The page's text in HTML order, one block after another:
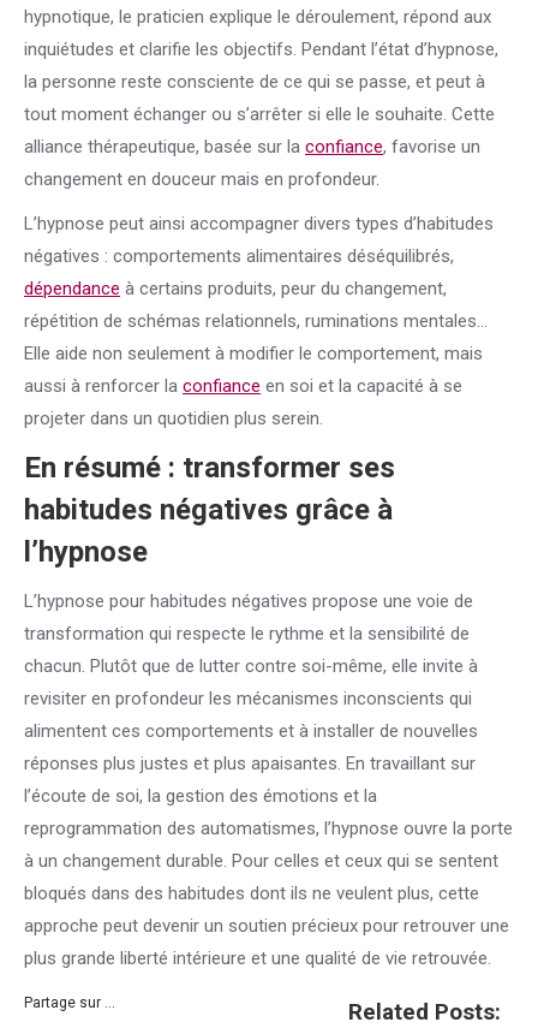
hypnotique, le praticien explique le déroulement, répond aux
inquiétudes et clarifie les objectifs. Pendant l’état d’hypnose,
la personne reste consciente de ce qui se passe, et peut à
tout moment échanger ou s’arrêter si elle le souhaite. Cette
alliance thérapeutique, basée sur la confiance, favorise un
changement en douceur mais en profondeur.
L’hypnose peut ainsi accompagner divers types d’habitudes
négatives : comportements alimentaires déséquilibrés,
dépendance à certains produits, peur du changement,
répétition de schémas relationnels, ruminations mentales…
Elle aide non seulement à modifier le comportement, mais
aussi à renforcer la confiance en soi et la capacité à se
projeter dans un quotidien plus serein.
En résumé : transformer ses
habitudes négatives grâce à
l’hypnose
L’hypnose pour habitudes négatives propose une voie de
transformation qui respecte le rythme et la sensibilité de
chacun. Plutôt que de lutter contre soi-même, elle invite à
revisiter en profondeur les mécanismes inconscients qui
alimentent ces comportements et à installer de nouvelles
réponses plus justes et plus apaisantes. En travaillant sur
l’écoute de soi, la gestion des émotions et la
reprogrammation des automatismes, l’hypnose ouvre la porte
à un changement durable. Pour celles et ceux qui se sentent
bloqués dans des habitudes dont ils ne veulent plus, cette
approche peut devenir un soutien précieux pour retrouver une
plus grande liberté intérieure et une qualité de vie retrouvée.
Partage sur ... Related Posts: